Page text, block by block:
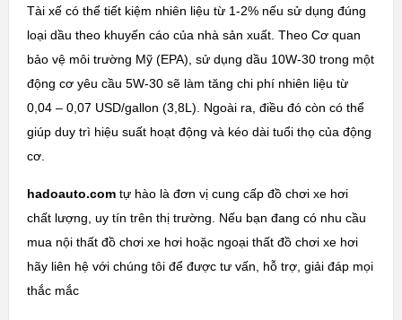
Tài xế có thể tiết kiệm nhiên liệu từ 1-2% nếu sử dụng đúng
loại dầu theo khuyến cáo của nhà sản xuất. Theo Cơ quan
bảo vệ môi trường Mỹ (EPA), sử dụng dầu 10W-30 trong một
động cơ yêu cầu 5W-30 sẽ làm tăng chi phí nhiên liệu từ
0,04 – 0,07 USD/gallon (3,8L). Ngoài ra, điều đó còn có thể
giúp duy trì hiệu suất hoạt động và kéo dài tuổi thọ của động
cơ.
hadoauto.comtự hào là đơn vị cung cấp đồ chơi xe hơi
chất lượng, uy tín trên thị trường. Nếu bạn đang có nhu cầu
mua nội thất đồ chơi xe hơi hoặc ngoại thất đồ chơi xe hơi
hãy liên hệ với chúng tôi để được tư vấn, hỗ trợ, giải đáp mọi
thắc mắc